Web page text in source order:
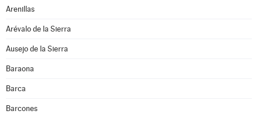
Arenillas
Arévalo de la Sierra
Ausejo de la Sierra
Baraona
Barca
Barcones